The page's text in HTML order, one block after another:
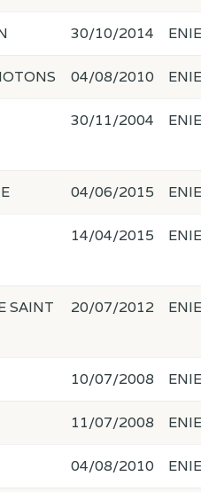
30/10/2014
04/08/2010
30/11/2004
04/06/2015
14/04/2015
SAINT
20/07/2012
10/07/2008
11/07/2008
04/08/2010